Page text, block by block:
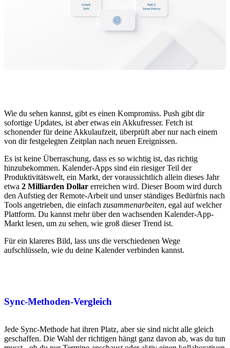
Wie du sehen kannst, gibt es einen Kompromiss. Push gibt dir
sofortige Updates, ist aber etwas ein Akkufresser. Fetch ist
schonender für deine Akkulaufzeit, überprüft aber nur nach einem
von dir festgelegten Zeitplan nach neuen Ereignissen.
Es ist keine Überraschung, dass es so wichtig ist, das richtig
hinzubekommen. Kalender-Apps sind ein riesiger Teil der
Produktivitätswelt, ein Markt, der voraussichtlich allein dieses Jahr
etwa 2 Milliarden Dollar erreichen wird. Dieser Boom wird durch
den Aufstieg der Remote-Arbeit und unser ständiges Bedürfnis nach
Tools angetrieben, die einfach zusammenarbeiten, egal auf welcher
Plattform. Du kannst mehr über den wachsenden Kalender-App-
Markt lesen, um zu sehen, wie groß dieser Trend ist.
Für ein klareres Bild, lass uns die verschiedenen Wege
aufschlüsseln, wie du deine Kalender verbinden kannst.
Sync-Methoden-Vergleich
Jede Sync-Methode hat ihren Platz, aber sie sind nicht alle gleich
geschaffen. Die Wahl der richtigen hängt ganz davon ab, was du tun